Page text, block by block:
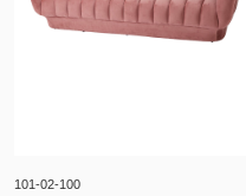
101-02-100